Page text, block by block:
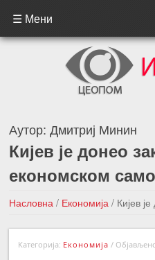
☰ Мени
Аутор:Дмитриј Минин
Кијев је донео
економском
Насловна / Економија / Кијев
самоубиству
Категорија: Економија /